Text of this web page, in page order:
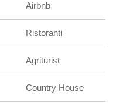
Airbnb
Ristoranti
Agriturist
Country House